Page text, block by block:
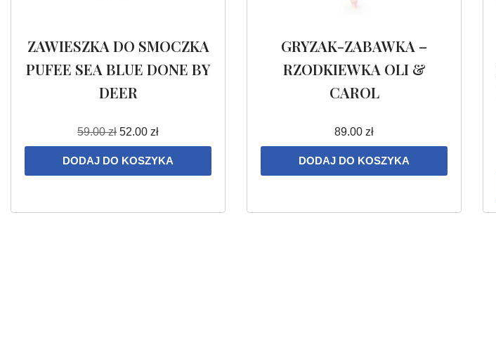
ZAWIESZKA DO SMOCZKA
PUFEE SEA BLUE DONE BY
DEER
59.00zł 52.00 zł
DODAJ DO KOSZYKA
GRYZAK-ZABAWKA –
RZODKIEWKA OLI &
CAROL
89.00 zł
DODAJ DO KOSZYKA